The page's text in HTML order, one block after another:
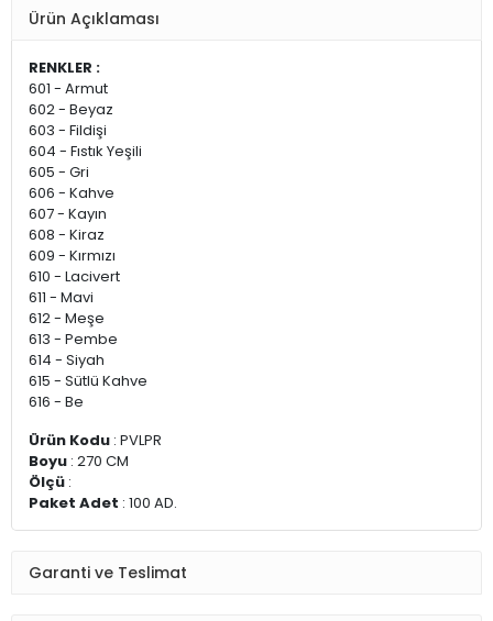
Ürün Açıklaması
RENKLER :
601 - Armut
602 - Beyaz
603 - Fildişi
604 - Fıstık Yeşili
605 - Gri
606 - Kahve
607 - Kayın
608 - Kiraz
609 - Kırmızı
610 - Lacivert
611 - Mavi
612 - Meşe
613 - Pembe
614 - Siyah
615 - Sütlü Kahve
616 - Be
Ürün Kodu : PVLPR
Boyu : 270 CM
Ölçü :
Paket Adet : 100 AD.
Garanti ve Teslimat